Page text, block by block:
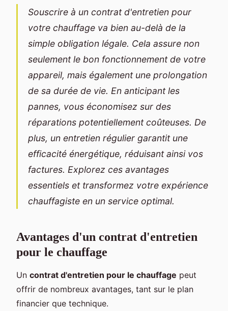
Souscrire à un contrat d'entretien pour
votre chauffage va bien au-delà de la
simple obligation légale. Cela assure non
seulement le bon fonctionnement de votre
appareil, mais également une prolongation
de sa durée de vie. En anticipant les
pannes, vous économisez sur des
réparations potentiellement coûteuses. De
plus, un entretien régulier garantit une
efficacité énergétique, réduisant ainsi vos
factures. Explorez ces avantages
essentiels et transformez votre expérience
chauffagiste en un service optimal.
Avantages d'un contrat d'entretien
pour le chauffage
Un contrat d'entretien pour le chauffage peut
offrir de nombreux avantages, tant sur le plan
financier que technique.